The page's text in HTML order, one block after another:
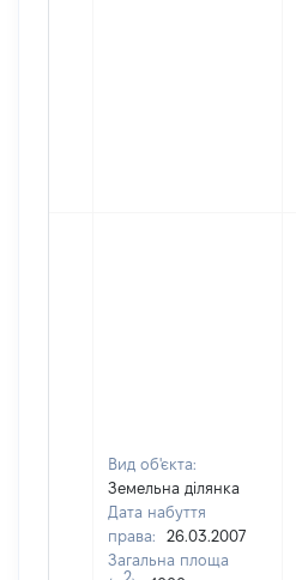
Вид об'єкта:
Земельна ділянка
Дата набуття
права:
26.03.2007
Загальна площа
2